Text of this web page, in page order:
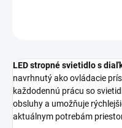
LED stropné svietidlo s
navrhnutý ako ovládacie
každodennú prácu so
obsluhy a umožňuje
aktuálnym potrebám